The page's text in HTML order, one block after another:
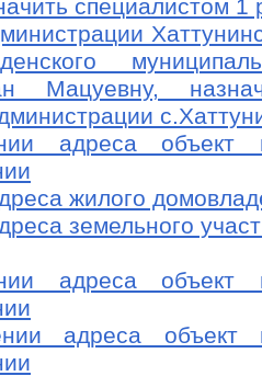
специалистом 1
Мацуевну,
адреса объект
жилого
земельного
адреса объект
адреса объект